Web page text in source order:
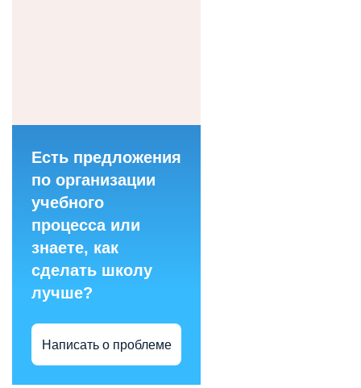
Есть предложения
по организации
учебного
процесса или
знаете, как
сделать школу
лучше?
Написать о проблеме